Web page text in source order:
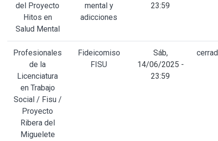
del Proyecto
Hitos en
Salud Mental
mental y
adicciones
23:59
Profesionales
de la
Licenciatura
en Trabajo
Social / Fisu /
Proyecto
Ribera del
Miguelete
Fideicomiso
FISU
Sáb,
14/06/2025 -
23:59